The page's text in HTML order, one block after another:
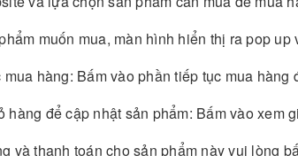
muốn mua, màn hình hiển thị ra pop up
hàng: Bấm vào phần tiếp tục mua
hàng để cập nhật sản phẩm: Bấm vào xem
và thanh toán cho sản phẩm này vui lòng